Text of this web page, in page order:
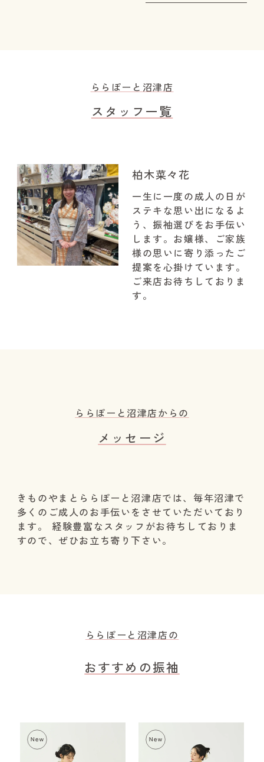
ららぽーと沼津店
スタッフ一覧
柏木菜々花
一生に一度の成人の日が
ステキな思い出になるよ
う、振袖選びをお手伝い
します。お嬢様、ご家族
様の思いに寄り添ったご
提案を心掛けています。
ご来店お待ちしておりま
す。
ららぽーと沼津店からの
メッセージ
きものやまとららぽーと沼津店では、毎年沼津で
多くのご成人のお手伝いをさせていただいており
ます。 経験豊富なスタッフがお待ちしておりま
すので、ぜひお立ち寄り下さい。
ららぽーと沼津店の
おすすめの振袖